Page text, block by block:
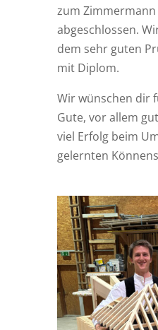
zum Zimmermann
abgeschlossen.
dem sehr guten
mit Diplom.
Wir wünschen dir
Gute, vor allem
viel Erfolg beim
gelernten